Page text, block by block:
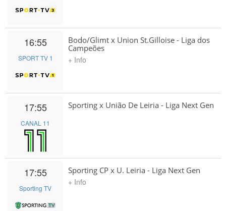
16:55
SPORT TV 1
Bodo/Glimt x Union St.Gilloise - Liga dos
Campeões
+ Info
17:55
CANAL 11
Sporting x União De Leiria - Liga Next Gen
17:55
Sporting TV
Sporting CP x U. Leiria - Liga Next Gen
+ Info